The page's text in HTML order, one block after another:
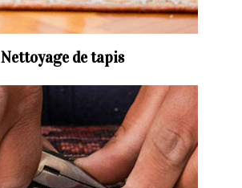
Nettoyage de tapis